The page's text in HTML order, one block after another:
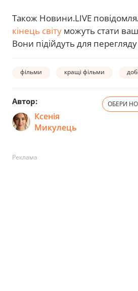
Також Новини.LIVE
кінець світу можуть стати
Вони підійдуть для перегляду
фільми кращі фільми
Автор:
Ксенія
Микулець
ОБЕРИ
Реклама